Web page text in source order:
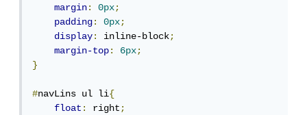
margin: 0px;
padding: 0px;
display: inline-block;
margin-top: 6px;
}
#navLins ul li{
float: right;